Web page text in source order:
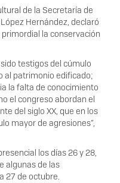
de la Secretaría de
Hernández, declaró
la conservación
testigos del cúmulo
al patrimonio edificado;
la falta de conocimiento
el congreso abordan el
del siglo XX, que en los
mayor de agresiones”,
los días 26 y 28,
algunas de las
27 de octubre.